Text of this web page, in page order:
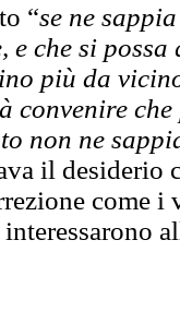
“se ne
e che si
più da
convenire
non ne
il desiderio
come